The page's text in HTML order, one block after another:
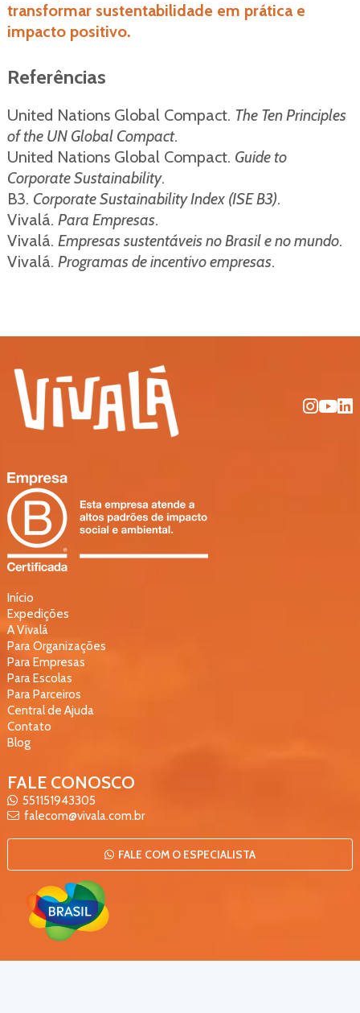
transformar sustentabilidade em prática e
impacto positivo.
Referências
United Nations Global Compact. The Ten Principles
of the UN Global Compact.
United Nations Global Compact. Guide to
Corporate Sustainability.
B3. Corporate Sustainability Index (ISE B3).
Vivalá. Para Empresas.
Vivalá. Empresas sustentáveis no Brasil e no mundo.
Vivalá. Programas de incentivo empresas.
Início
Expedições
A Vivalá
Para Organizações
Para Empresas
Para Escolas
Para Parceiros
Central de Ajuda
Contato
Blog
FALE CONOSCO
551151943305
falecom@vivala.com.br
FALE COM O ESPECIALISTA